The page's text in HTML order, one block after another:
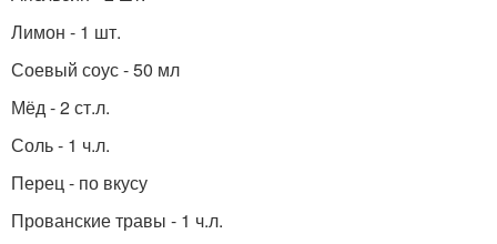
Лимон - 1 шт.
Соевый соус - 50 мл
Мёд - 2 ст.л.
Соль - 1 ч.л.
Перец - по вкусу
Прованские травы - 1 ч.л.